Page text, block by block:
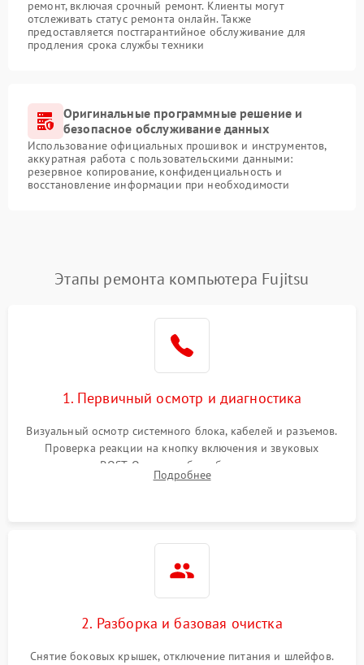
ремонт, включая срочный ремонт. Клиенты могут
отслеживать статус ремонта онлайн. Также
предоставляется постгарантийное обслуживание для
продления срока службы техники
Оригинальные программные решение и
безопасное обслуживание данных
Использование официальных прошивок и инструментов,
аккуратная работа с пользовательскими данными:
резервное копирование, конфиденциальность и
восстановление информации при необходимости
Этапы ремонта компьютера Fujitsu
1. Первичный осмотр и диагностика
Визуальный осмотр системного блока, кабелей и разъемов.
Проверка реакции на кнопку включения и звуковых
сигналов POST. Оценка работы блока питания для
локализации базовых неисправностей без полного разбора.
Подробнее
2. Разборка и базовая очистка
Снятие боковых крышек, отключение питания и шлейфов.